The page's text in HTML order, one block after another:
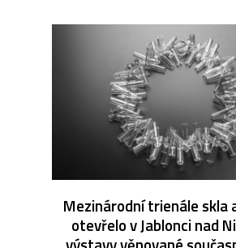
Mezinárodní trienále skla
otevřelo v Jablonci nad